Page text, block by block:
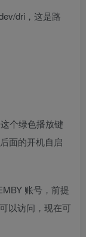
dri，这是路
个绿色播放键
面的开机自启
账号，前提
以访问，现在可